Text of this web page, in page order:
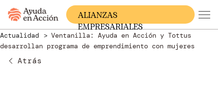
ALIANZAS
EMPRESARIALES
Actualidad
Ventanilla: Ayuda en Acción y Tottus
desarrollan programa de emprendimiento con mujeres
Atrás